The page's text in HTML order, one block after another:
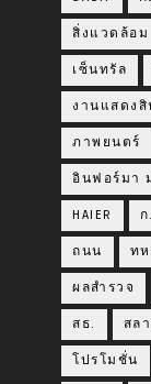
สิ่งแวดล้อม
เซ็นทรัล
งานแสดงสิ
ภาพยนตร์
อินฟอร์มา
HAIER
ถนน ทห
ผลสำรวจ
สธ. สล
โปรโมชั่น